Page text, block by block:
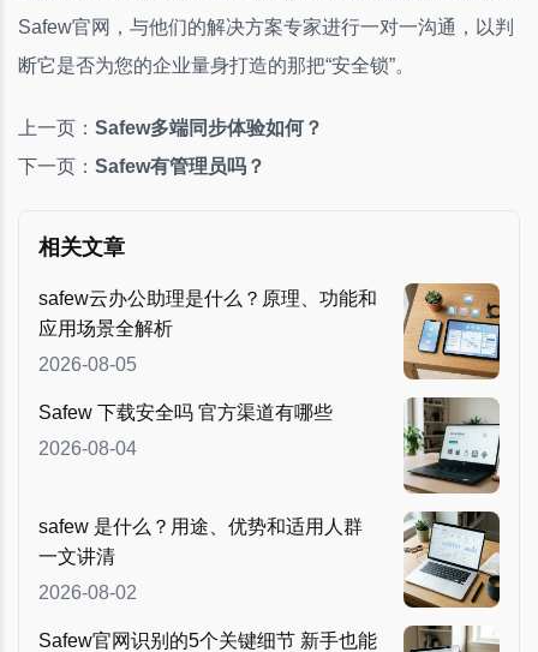
Safew官网，与他们的解决方案专家进行一对一沟通，以判
断它是否为您的企业量身打造的那把“安全锁”。
上一页： Safew多端同步体验如何？
下一页： Safew有管理员吗？
相关文章
safew云办公助理是什么？原理、功能和
应用场景全解析
2026-08-05
Safew 下载安全吗 官方渠道有哪些
2026-08-04
safew 是什么？用途、优势和适用人群
一文讲清
2026-08-02
Safew官网识别的5个关键细节 新手也能